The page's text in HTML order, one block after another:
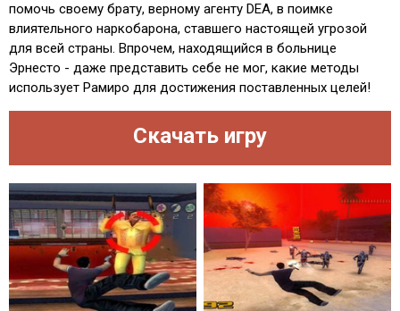
помочь своему брату, верному агенту DEA, в поимке
влиятельного наркобарона, ставшего настоящей угрозой
для всей страны. Впрочем, находящийся в больнице
Эрнесто - даже представить себе не мог, какие методы
использует Рамиро для достижения поставленных целей!
Скачать игру